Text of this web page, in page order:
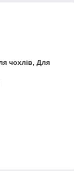
чохлів, Для